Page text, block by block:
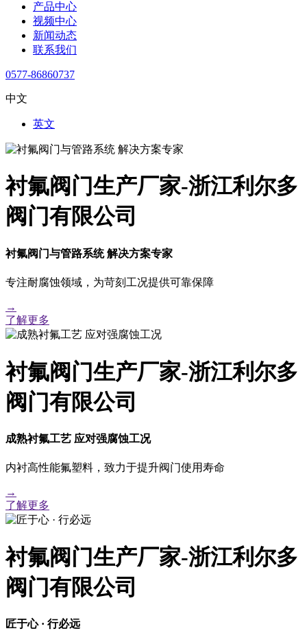
产品中心
视频中心
新闻动态
联系我们
0577-86860737
中文
英文
衬氟阀门生产厂家-浙江利尔多
阀门有限公司
衬氟阀门与管路系统 解决方案专家
专注耐腐蚀领域，为苛刻工况提供可靠保障
→
了解更多
衬氟阀门生产厂家-浙江利尔多
阀门有限公司
成熟衬氟工艺 应对强腐蚀工况
内衬高性能氟塑料，致力于提升阀门使用寿命
→
了解更多
衬氟阀门生产厂家-浙江利尔多
阀门有限公司
匠于心 · 行必远